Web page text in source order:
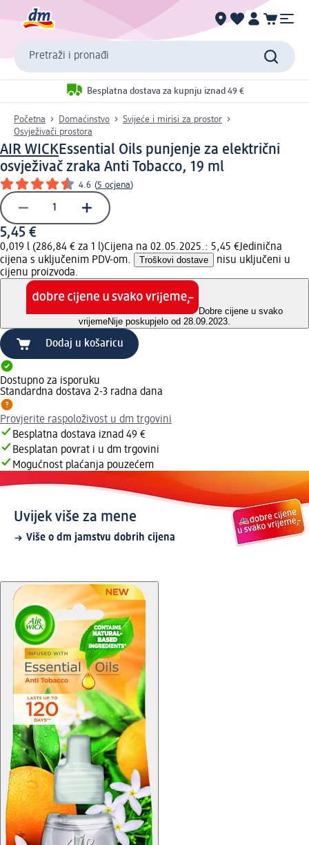
Pretraži i pronađi
Besplatna dostava za kupnju iznad 49 €
Početna Domaćinstvo
Svijeće i mirisi za prostor
Osvježivači prostora
AIR WICKEssential Oils punjenje za električni
osvježivač zraka Anti Tobacco, 19 ml
4.6 (5 ocjena)
5,45 €
0,019 l (286,84 € za 1 l)Cijena na 02.05.2025.: 5,45 €Jedinična
cijena s uključenim PDV-om.
Troškovi dostave
nisu uključeni u
cijenu proizvoda.
Dobre cijene u svako
vrijemeNije poskupjelo od 28.09.2023.
Dodaj u košaricu
Dostupno za isporuku
Standardna dostava 2-3 radna dana
Provjerite raspoloživost u dm trgovini
Besplatna dostava iznad 49 €
Besplatan povrat i u dm trgovini
Mogućnost plaćanja pouzećem
Uvijek više za mene
Više o dm jamstvu dobrih cijena